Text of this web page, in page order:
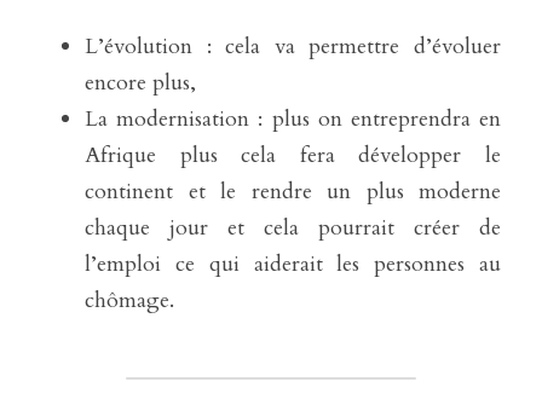
L’évolution : cela va permettre d’évoluer
encore plus,
La modernisation : plus on entreprendra en
Afrique plus cela fera développer le
continent et le rendre un plus moderne
chaque jour et cela pourrait créer de
l’emploi ce qui aiderait les personnes au
chômage.